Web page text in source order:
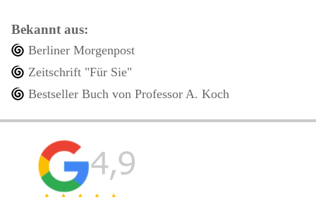
Bekannt aus:
Berliner Morgenpost
Zeitschrift "Für Sie"
Bestseller Buch von Professor A. Koch